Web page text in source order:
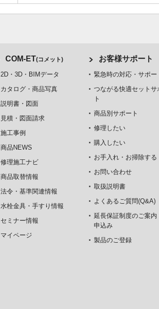
COM-ET(コメット)
2D・3D・BIMデータ
カタログ・商品写真
説明書・図面
見積・図面請求
施工事例
商品NEWS
修理施工ナビ
商品取替情報
法令・基準関連情報
水栓金具・手すり情報
セミナー情報
マイページ
お客様サポート
緊急時の対応・サポー
つながる快適セットサ
ト
商品別サポート
修理したい
購入したい
お手入れ・お掃除する
お問い合わせ
取扱説明書
よくあるご質問(Q&A)
延長保証制度のご案内
申込み
製品のご登録